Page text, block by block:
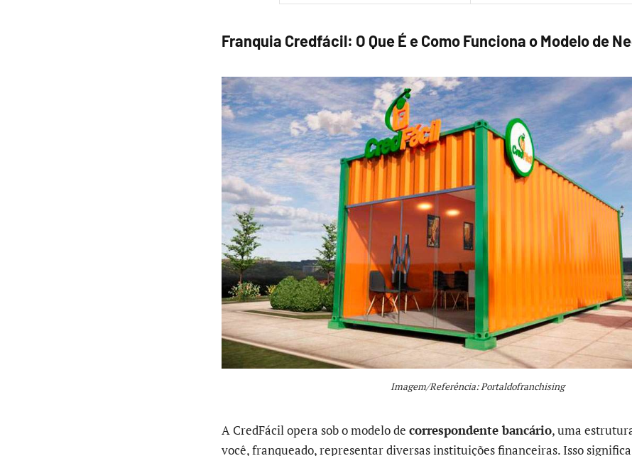
Franquia Credfácil: O Que É e Como Funciona o Modelo de
Imagem/Referência: Portaldofranchising
A CredFácil opera sob o modelo de correspondente bancário, uma
você, franqueado, representar diversas instituições financeiras. Isso